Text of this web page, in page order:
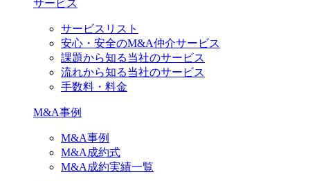
サービス
サービスリスト
安心・安全のM&A仲介サービス
課題から知る当社のサービス
流れから知る当社のサービス
手数料・料金
M&A事例
M&A事例
M&A成約式
M&A成約実績一覧